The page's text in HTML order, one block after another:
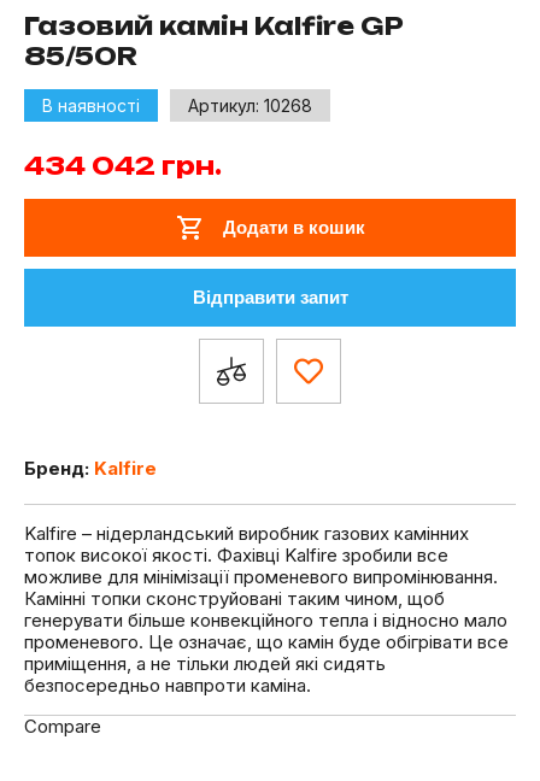
Газовий камін Kalfire GP
85/50R
В наявності Артикул: 10268
434 042 грн.
Додати в кошик
Відправити запит
Бренд: Kalfire
Kalfire – нідерландський виробник газових камінних
топок високої якості. Фахівці Kalfire зробили все
можливе для мінімізації променевого випромінювання.
Камінні топки сконструйовані таким чином, щоб
генерувати більше конвекційного тепла і відносно мало
променевого. Це означає, що камін буде обігрівати все
приміщення, а не тільки людей які сидять
безпосередньо навпроти каміна.
Compare